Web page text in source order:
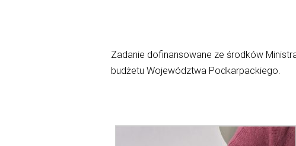
Zadanie dofinansowane ze środków
budżetu Województwa Podkarpackiego.